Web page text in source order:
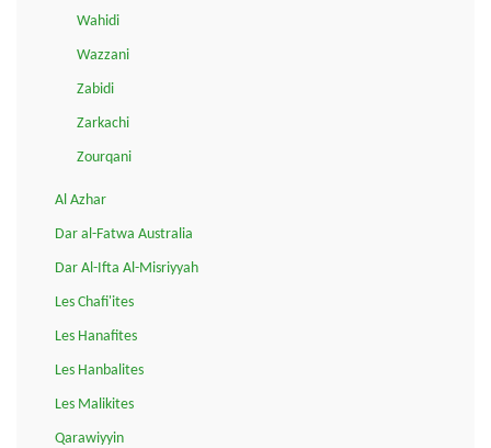
Wahidi
Wazzani
Zabidi
Zarkachi
Zourqani
Al Azhar
Dar al-Fatwa Australia
Dar Al-Ifta Al-Misriyyah
Les Chafi'ites
Les Hanafites
Les Hanbalites
Les Malikites
Qarawiyyin